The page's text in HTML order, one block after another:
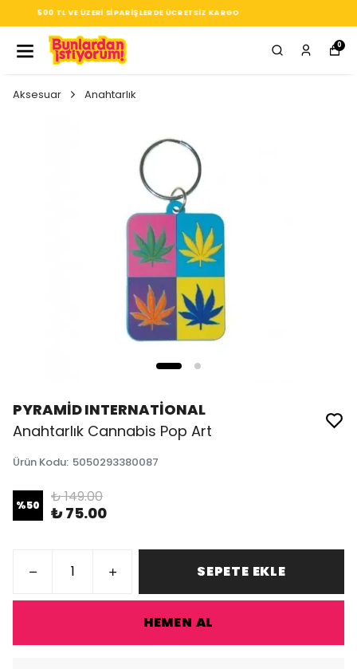
SEÇTIĞIN HER ÜRÜN, TARZINA DAIR KÜÇÜK BIR IMZA
0
Aksesuar Anahtarlık
PYRAMİD INTERNATİONAL
Anahtarlık Cannabis Pop Art
Ürün Kodu: 5050293380087
%50 ₺ 149.00
₺ 75.00
SEPETE EKLE
HEMEN AL